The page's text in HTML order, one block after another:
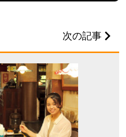
次の記事